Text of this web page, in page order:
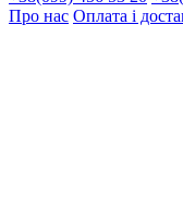
Про нас Оплата і